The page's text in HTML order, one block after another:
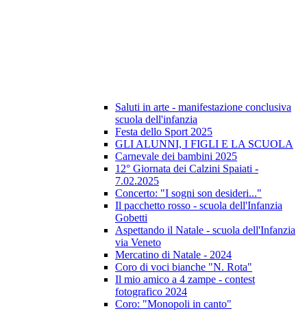
Saluti in arte - manifestazione conclusiva
scuola dell'infanzia
Festa dello Sport 2025
GLI ALUNNI, I FIGLI E LA SCUOLA
Carnevale dei bambini 2025
12° Giornata dei Calzini Spaiati -
7.02.2025
Concerto: "I sogni son desideri..."
Il pacchetto rosso - scuola dell'Infanzia
Gobetti
Aspettando il Natale - scuola dell'Infanzia
via Veneto
Mercatino di Natale - 2024
Coro di voci bianche "N. Rota"
Il mio amico a 4 zampe - contest
fotografico 2024
Coro: "Monopoli in canto"